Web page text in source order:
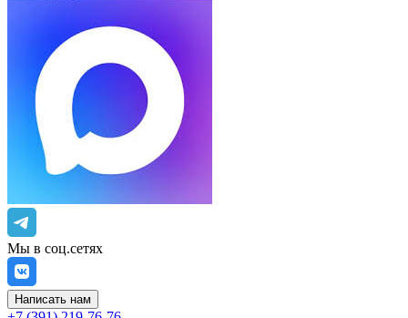
Мы в соц.сетях
Написать нам